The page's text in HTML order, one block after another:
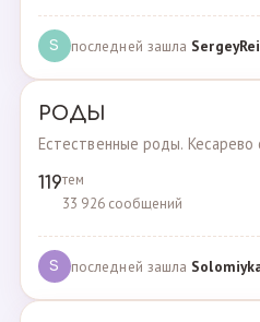
S последней зашла
РОДЫ
Естественные роды. Кесарево
119тем
33 926 сообщений
S последней зашла